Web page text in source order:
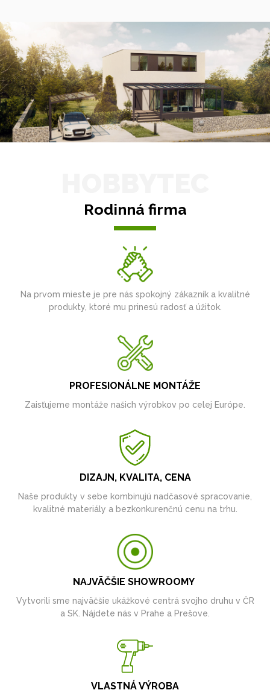
Rodinná firma
Na prvom mieste je pre nás spokojný zákazník a kvalitné
produkty, ktoré mu prinesú radosť a úžitok.
PROFESIONÁLNE MONTÁŽE
Zaisťujeme montáže našich výrobkov po celej Európe.
DIZAJN, KVALITA, CENA
Naše produkty v sebe kombinujú nadčasové spracovanie,
kvalitné materiály a bezkonkurenčnú cenu na trhu.
NAJVÄČŠIE SHOWROOMY
Vytvorili sme najväčšie ukážkové centrá svojho druhu v ČR
a SK. Nájdete nás v Prahe a Prešove.
VLASTNÁ VÝROBA